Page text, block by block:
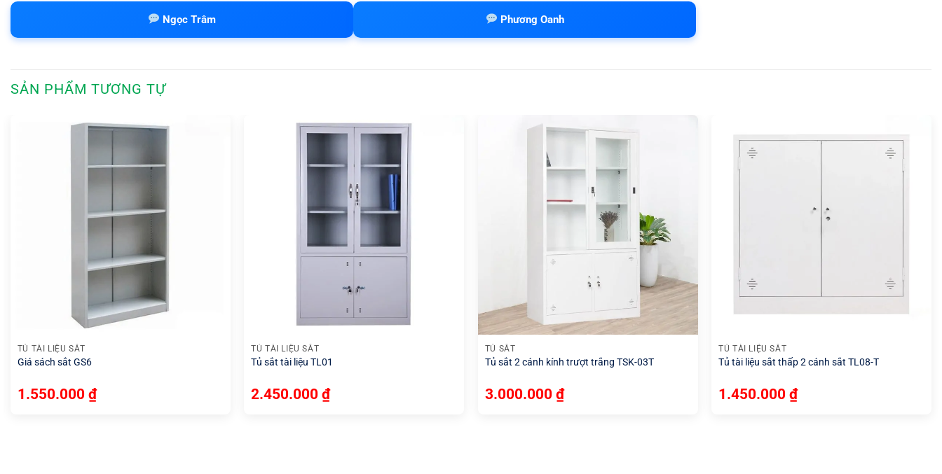
Ngọc Trâm Phương Oanh
SẢN PHẨM TƯƠNG TỰ
TỦ TÀI LIỆU SẮT
Giá sách sắt GS6
1.550.000 ₫
TỦ TÀI LIỆU SẮT
Tủ sắt tài liệu TL01
2.450.000₫
TỦ SẮT
Tủ sắt 2 cánh kính trượt trắng TSK-03T
3.000.000 ₫
TỦ TÀI LIỆU SẮT
Tủ tài liệu sắt thấp 2 cánh sắt TL08-T
1.450.000₫